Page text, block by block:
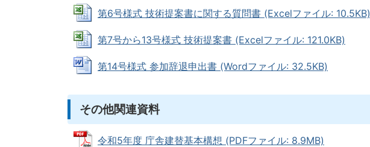
第6号様式 技術提案書に関する質問書 (Excelファイル: 10.5KB)
第7号から13号様式 技術提案書 (Excelファイル: 121.0KB)
第14号様式 参加辞退申出書 (Wordファイル: 32.5KB)
その他関連資料
令和5年度 庁舎建替基本構想 (PDFファイル: 8.9MB)